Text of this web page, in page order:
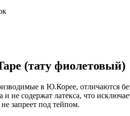
(тату фиолетовый)
в Ю.Корее, отличаются
и не содержат латекса, что
запреет под тейпом.